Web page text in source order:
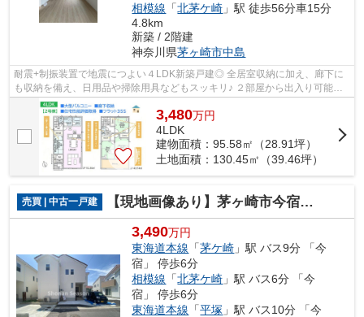
相模線 「北茅ケ崎 」駅 徒歩56分車15分
4.8km
新築 / 2階建
神奈川県茅ヶ崎市中島
耐震+制振装置で地震につよい４LDK新築戸建◎ 全居室収納に加え、廊下に
も収納を備え、日用品や掃除用具などもスッキリ♪ ２部屋から出入り可能な
大型バルコニーも魅力的☆ 光熱費を抑え...
3,480万円
4LDK
建物面積：95.58㎡（28.91坪）
土地面積：130.45㎡（39.46坪）
売買 | 中古一戸建 【現地画像あり】茅ヶ崎市今宿 全8区画 6号棟
3,490万円
東海道本線 「茅ケ崎 」駅 バス9分 「今
宿」 停歩6分
相模線 「北茅ケ崎 」駅 バス6分 「今
宿」 停歩6分
東海道本線 「平塚 」駅 バス10分 「今